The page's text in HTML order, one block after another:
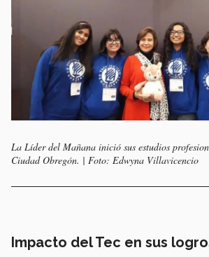
La Líder del Mañana inició sus estudios
Ciudad Obregón. | Foto: Edwyna Villavicencio
Impacto del Tec en sus